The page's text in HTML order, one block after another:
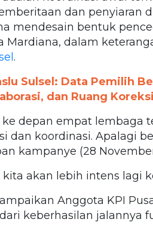
dan penyiaran
mendesain bentuk
dalam
.
Sulsel: Data Pemilih
dan Ruang
ke depan empat lembaga
dan koordinasi. Apalagi
kampanye (28
kita akan lebih intens lagi
Anggota KPI
keberhasilan jalannya